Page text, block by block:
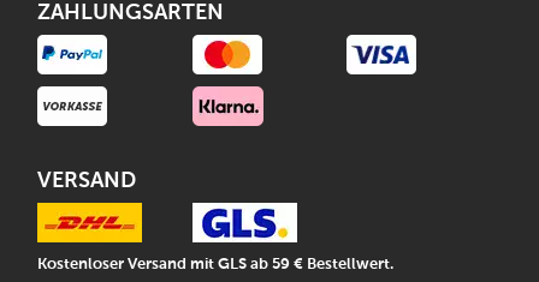
ZAHLUNGSARTEN
VERSAND
Kostenloser Versand mit GLS ab 59 € Bestellwert.